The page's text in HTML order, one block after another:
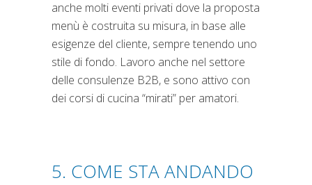
anche molti eventi privati dove la proposta
menù è costruita su misura, in base alle
esigenze del cliente, sempre tenendo uno
stile di fondo. Lavoro anche nel settore
delle consulenze B2B, e sono attivo con
dei corsi di cucina “mirati” per amatori.
5. COME STA ANDANDO